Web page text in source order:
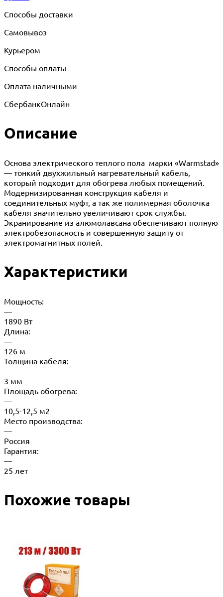
Способы доставки
Самовывоз
Курьером
Способы оплаты
Оплата наличными
СбербанкОнлайн
Описание
Основа электрического теплого пола марки «Warmstad»
— тонкий двухжильный нагревательный кабель,
который подходит для обогрева любых помещений.
Модернизированная конструкция кабеля и
соединительных муфт, а так же полимерная оболочка
кабеля значительно увеличивают срок службы.
Экранирование из алюмолавсана обеспечивают полную
электробезопасность и совершенную защиту от
электромагнитных полей.
Характеристики
Мощность:
—
1890 Вт
Длина:
—
126 м
Толщина кабеля:
—
3 мм
Площадь обогрева:
—
10,5-12,5 м2
Место производства:
—
Россия
Гарантия:
—
25 лет
Похожие товары